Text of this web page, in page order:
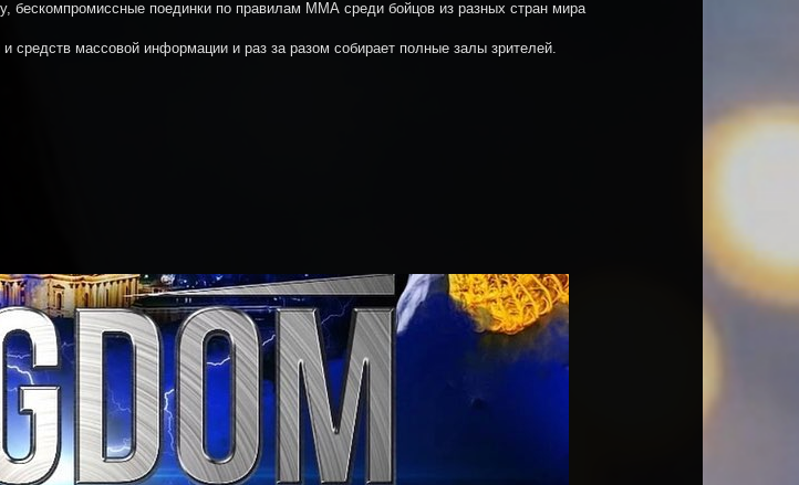
бескомпромиссные поединки по правилам ММА среди бойцов из разных стран мира
средств массовой информации и раз за разом собирает полные залы зрителей.